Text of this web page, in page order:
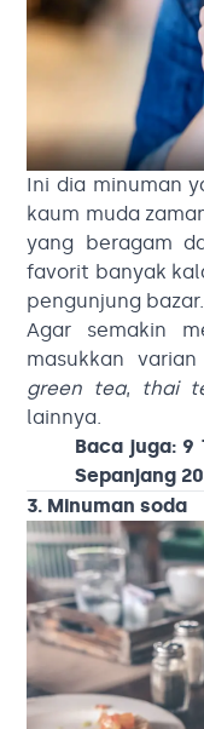
Ini dia minuman
kaum muda
yang beragam
favorit banyak
pengunjung bazar.
Agar semakin
masukkan
green tea, thai
lainnya.
Baca juga: 9
Sepanjang
3. Minuman soda